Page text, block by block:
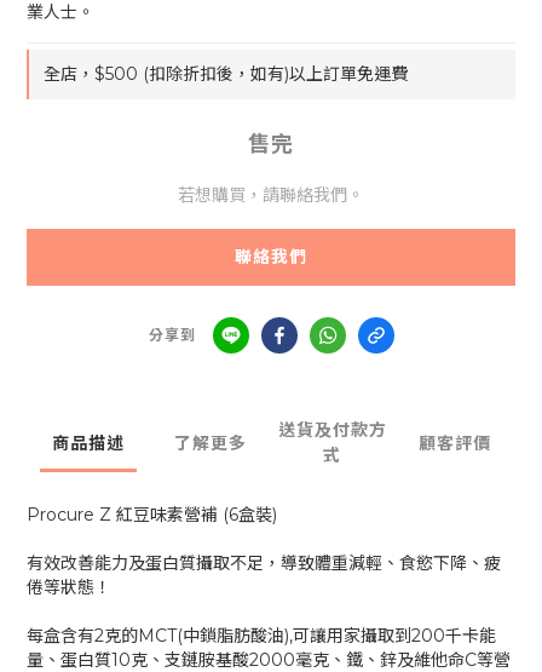
業人士。
全店，$500 (扣除折扣後，如有)以上訂單免運費
售完
若想購買，請聯絡我們。
聯絡我們
分享到
商品描述 了解更多
送貨及付款方
式
顧客評價
Procure Z 紅豆味素營補 (6盒裝)
有效改善能力及蛋白質攝取不足，導致體重減輕、食慾下降、疲
倦等狀態！
每盒含有2克的MCT(中鎖脂肪酸油),可讓用家攝取到200千卡能
量、蛋白質10克、支鏈胺基酸2000毫克、鐵、鋅及維他命C等營